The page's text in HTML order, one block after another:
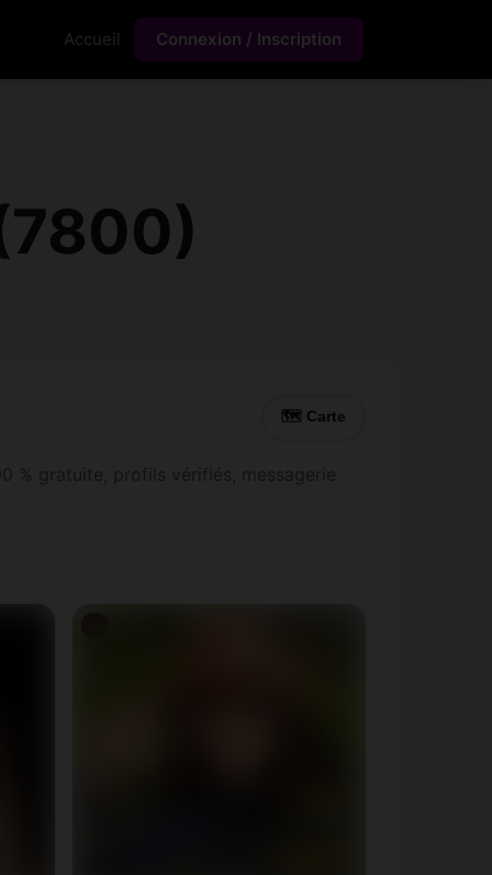
Accueil Connexion / Inscription
🗺 Carte